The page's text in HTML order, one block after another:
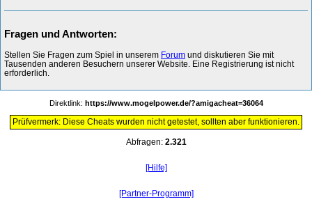
Fragen und Antworten:
Stellen Sie Fragen zum Spiel in unserem Forum und diskutieren Sie mit
Tausenden anderen Besuchern unserer Website. Eine Registrierung ist nicht
erforderlich.
Direktlink: https://www.mogelpower.de/?amigacheat=36064
Prüfvermerk: Diese Cheats wurden nicht getestet, sollten aber funktionieren.
Abfragen: 2.321
[Hilfe]
[Partner-Programm]